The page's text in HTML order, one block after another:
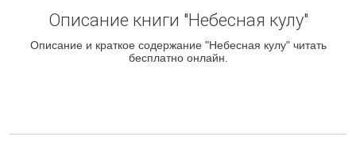
Описание книги "Небесная кулу"
Описание и краткое содержание "Небесная кулу" читать
бесплатно онлайн.